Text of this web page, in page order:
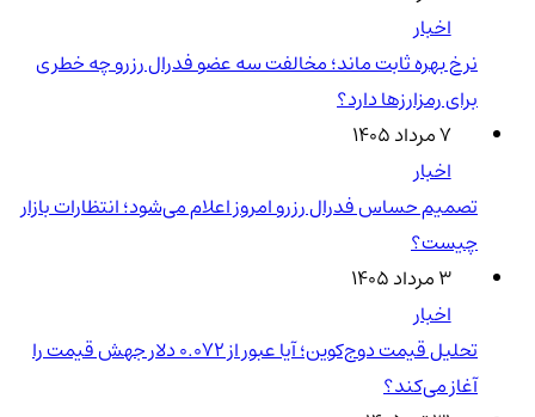
اخبار
نرخ بهره ثابت ماند؛ مخالفت سه عضو فدرال رزرو چه خطری
برای رمزارزها دارد؟
۷ مرداد ۱۴۰۵
اخبار
تصمیم حساس فدرال رزرو امروز اعلام می‌شود؛ انتظارات بازار
چیست؟
۳ مرداد ۱۴۰۵
اخبار
تحلیل قیمت دوج‌کوین؛ آیا عبور از ۰.۰۷۲ دلار جهش قیمت را
آغاز می‌کند؟